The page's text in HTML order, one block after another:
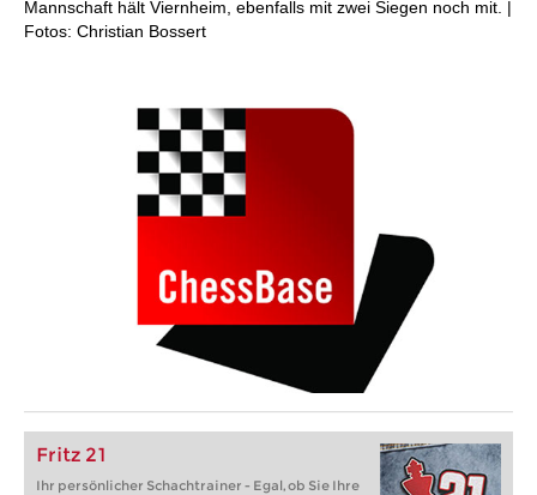
Mannschaft hält Viernheim, ebenfalls mit zwei Siegen noch mit. |
Fotos: Christian Bossert
Fritz 21
Ihr persönlicher Schachtrainer - Egal, ob Sie Ihre